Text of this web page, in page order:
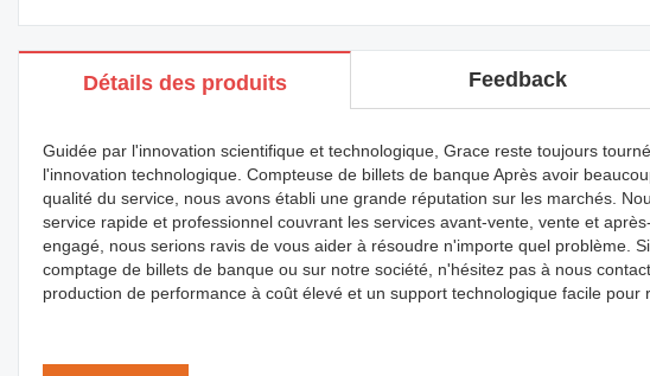
Détails des produits Feedback
Guidée par l'innovation scientifique et technologique, Grace reste toujours
l'innovation technologique. Compteuse de billets de banque Après avoir
qualité du service, nous avons établi une grande réputation sur les marchés.
service rapide et professionnel couvrant les services avant-vente, vente et
engagé, nous serions ravis de vous aider à résoudre n'importe quel problème.
comptage de billets de banque ou sur notre société, n'hésitez pas à nous
production de performance à coût élevé et un support technologique facile pour